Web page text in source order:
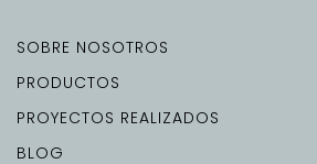
SOBRE NOSOTROS
PRODUCTOS
PROYECTOS REALIZADOS
BLOG